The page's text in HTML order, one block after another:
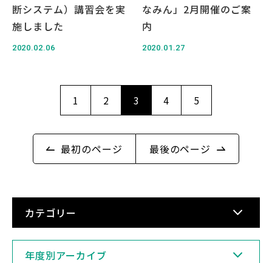
断システム）講習会を実
施しました
2020.02.06
なみん」2月開催のご案
内
2020.01.27
最初のページ
1 2 3 4 5
最後のページ
カテゴリー
年度別アーカイブ